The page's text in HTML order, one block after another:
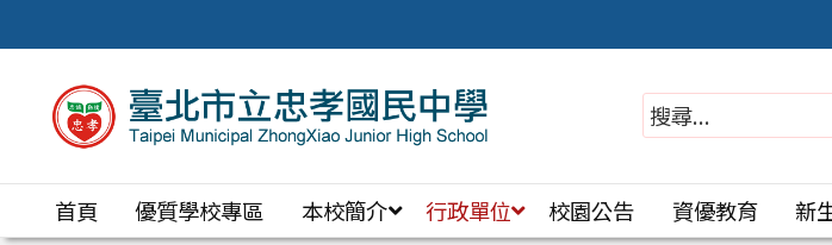
至
搜
首頁 優質學校專區 本校簡介 行政單位 校園公告 資優教育 新